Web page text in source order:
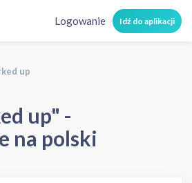
Logowanie Idź do aplikacji
up
up" -
na polski